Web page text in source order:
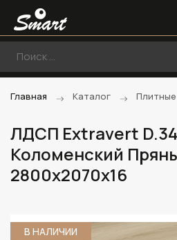
Главная Каталог
ЛДСП Extravert
Коломенский
2800х2070х16
В НАЛИЧИИ